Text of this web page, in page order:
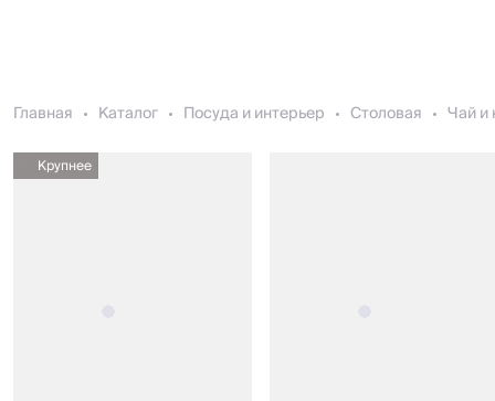
Главная Каталог Посуда и интерьер Столовая Чай и
Крупнее